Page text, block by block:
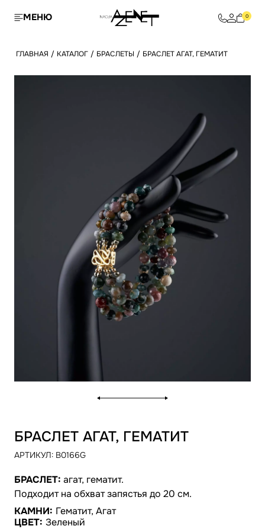
МЕНЮ 0
ГЛАВНАЯ / КАТАЛОГ / БРАСЛЕТЫ / БРАСЛЕТ АГАТ, ГЕМАТИТ
БРАСЛЕТ АГАТ, ГЕМАТИТ
АРТИКУЛ: B0166G
БРАСЛЕТ: агат, гематит.
Подходит на обхват запястья до 20 см.
КАМНИ: Гематит, Агат
ЦВЕТ: Зеленый